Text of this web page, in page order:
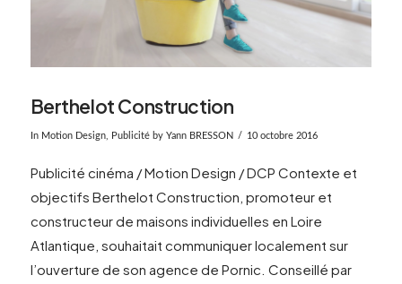
Berthelot Construction
In Motion Design, Publicitéby Yann BRESSON 10 octobre 2016
Publicité cinéma / Motion Design / DCP Contexte et
objectifs Berthelot Construction, promoteur et
constructeur de maisons individuelles en Loire
Atlantique, souhaitait communiquer localement sur
l’ouverture de son agence de Pornic. Conseillé par